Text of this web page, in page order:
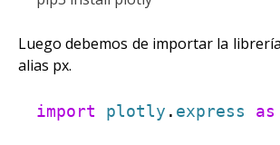
Luego debemos de importar la
alias px.
import plotly . express as